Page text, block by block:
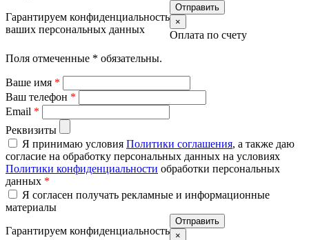
Гарантируем конфиденциальность
ваших персональных данных
×
Оплата по счету
Поля отмеченные * обязательны.
Ваше имя *
Ваш телефон *
Email *
Реквизиты
Я принимаю условия Политики соглашения, а также даю
согласие на обработку персональных данных на условиях
Политики конфиденциальности обработки персональных
данных *
Я согласен получать рекламные и информационные
материалы
Гарантируем конфиденциальность ×